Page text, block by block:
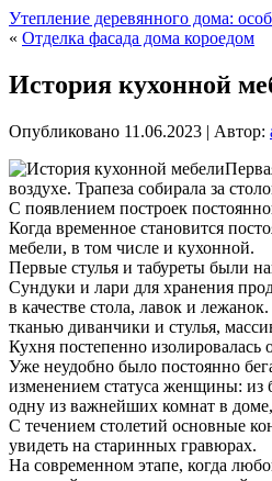
Утепление деревянного дома:
« Отделка фасада дома короедом
История кухонной
Опубликовано 11.06.2023 | Автор:
воздухе. Трапеза собирала за
С появлением построек
Когда временное становится
мебели, в том числе и кухонной.
Первые стулья и табуреты были
Сундуки и лари для хранения
в качестве стола, лавок и
тканью диванчики и стулья,
Кухня постепенно
Уже неудобно было постоянно
изменением статуса женщины: из
одну из важнейших комнат в
С течением столетий основные
увидеть на старинных гравюрах.
На современном этапе, когда